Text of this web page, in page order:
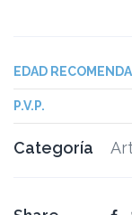
EDAD
P.V.P.
Categoría